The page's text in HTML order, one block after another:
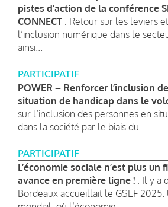
pistes d’action de la conférence
CONNECT : Retour sur les leviers
l’inclusion numérique dans le
ainsi...
PARTICIPATIF
POWER – Renforcer l’inclusion
situation de handicap dans le
sur l’inclusion des personnes en
dans la société par le biais du...
PARTICIPATIF
L’économie sociale n’est plus un
avance en première ligne ! : Il y a
Bordeaux accueillait le GSEF